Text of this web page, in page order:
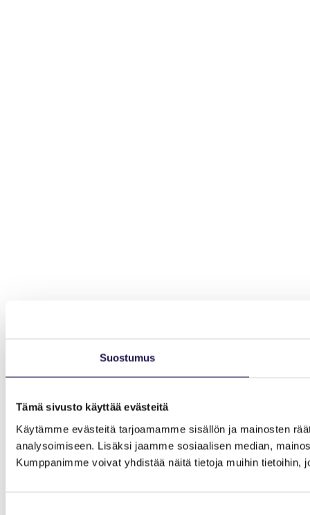
Suostumus
Tämä sivusto käyttää evästeitä
Käytämme evästeitä tarjoamamme sisällön ja mainosten
analysoimiseen. Lisäksi jaamme sosiaalisen median,
Kumppanimme voivat yhdistää näitä tietoja muihin tietoihin,